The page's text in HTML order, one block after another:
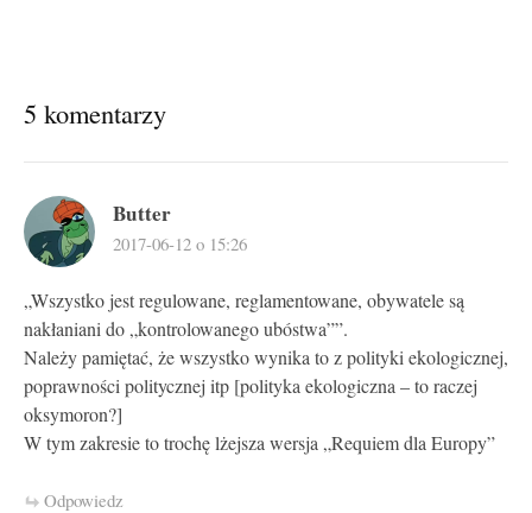
5 komentarzy
Butter
2017-06-12 o 15:26
„Wszystko jest regulowane, reglamentowane, obywatele są
nakłaniani do „kontrolowanego ubóstwa””.
Należy pamiętać, że wszystko wynika to z polityki ekologicznej,
poprawności politycznej itp [polityka ekologiczna – to raczej
oksymoron?]
W tym zakresie to trochę lżejsza wersja „Requiem dla Europy”
Odpowiedz